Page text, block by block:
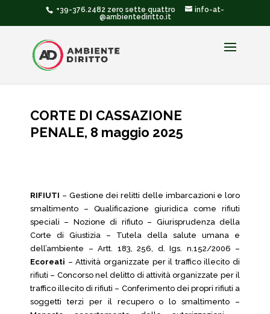
+39-376.2482 zero sette quattro
info-at-
@ambientediritto.it
CORTE DI CASSAZIONE
PENALE, 8 maggio 2025
RIFIUTI – Gestione dei relitti delle imbarcazioni e loro
smaltimento – Qualificazione giuridica come rifiuti
speciali – Nozione di rifiuto – Giurisprudenza della
Corte di Giustizia – Tutela della salute umana e
dell’ambiente – Artt. 183, 256, d. Igs. n.152/2006 –
Ecoreati – Attività organizzate per il traffico illecito di
rifiuti – Concorso nel delitto di attività organizzate per il
traffico illecito di rifiuti – Conferimento dei propri rifiuti a
soggetti terzi per il recupero o lo smaltimento –